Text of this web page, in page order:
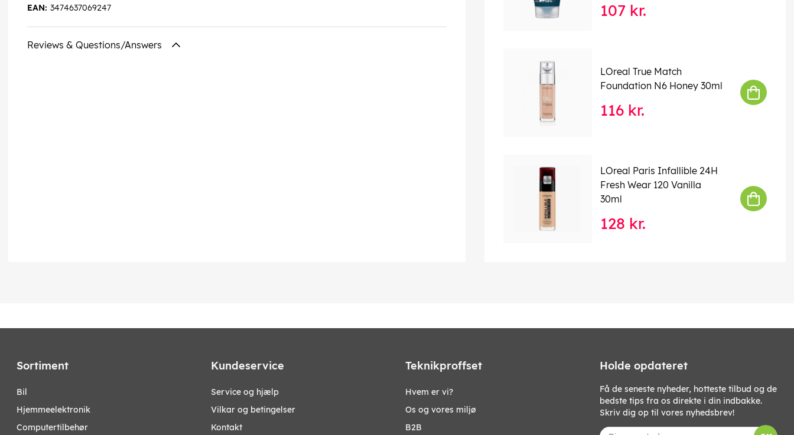
3474637069247
EAN:
Reviews & Questions/Answers
107 kr.
LOreal True Match
Foundation N6 Honey 30ml
116 kr.
LOreal Paris Infallible 24H
Fresh Wear 120 Vanilla
30ml
128 kr.
Sortiment
bil
hjemmeelektronik
computertilbehør
Kundeservice
Service og hjælp
Vilkar og betingelser
Kontakt
Teknikproffset
Hvem er vi?
Os og vores miljø
B2B
Holde opdateret
Få de seneste nyheder, hotteste tilbud og de
bedste tips fra os direkte i din indbakke.
Skriv dig op til vores nyhedsbrev!